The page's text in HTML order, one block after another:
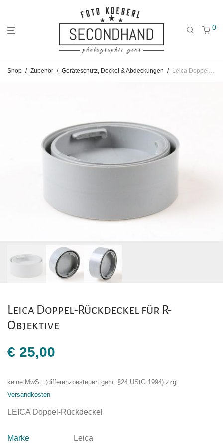
0
Shop / Zubehör / Geräteschutz, Deckel & Abdeckungen / Leica Doppel-Rückdeckel für R-Objektive
Leica Doppel-Rückdeckel für R-
Objektive
€ 25,00
keine MwSt. (differenzbesteuert gem. §24 UStG 1994) zzgl.
Versandkosten
LEICA Doppel-Rückdeckel
Marke
Leica